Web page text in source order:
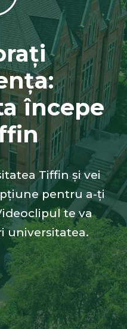
începe
Tiffin și vei
pentru a-ți
te va
universitatea.